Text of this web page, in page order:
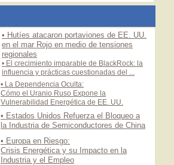
• Estados Unidos Refuerza el Bloqueo a
la Industria de Semiconductores de China
• Europa en Riesgo:
Crisis Energética y su Impacto en la
Industria y el Empleo
• La Dependencia Oculta:
Cómo el Uranio Ruso Expone la
Vulnerabilidad Energética de EE. UU.
• El crecimiento imparable de BlackRock: la
influencia y prácticas cuestionadas del ...
• Hutíes atacaron portaviones de EE. UU.
en el mar Rojo en medio de tensiones
regionales